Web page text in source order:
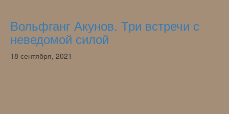
Вольфганг Акунов. Три встречи с
неведомой силой
18 сентября, 2021